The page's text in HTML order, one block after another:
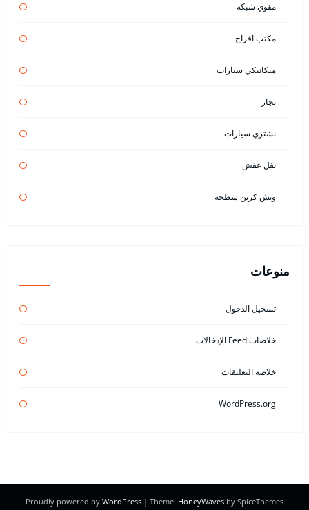
مقوي شبكة
مكتب افراح
ميكانيكي سيارات
نجار
نشتري سيارات
نقل عفش
ونش كرين سطحة
منوعات
تسجيل الدخول
خلاصات Feed الإدخالات
خلاصة التعليقات
WordPress.org
Proudly powered by WordPress | Theme: HoneyWaves by SpiceThemes